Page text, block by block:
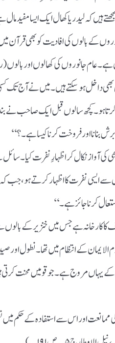
ہیں کہ لیدریاکھال ایک
عام جانوروں کی کھالوں اور
داخل ہوسکتے ہیں ۔میں نے آج تک
سالوں قبل ایک صاحب نے
بنانا اورفروخت کرناکیساہے۔؟‘‘
کی آوازنکال کر اظہارِنفرت
ایسی نفرت کااظہارکرتے ہو،جب
کرناجائزہے۔‘‘
کارخانہ ہے جس میں خنزیر کے بالوں
الایمان کے انتظام میں تھا۔نطول
یہاں مروج ہے۔جوقومیں محنت کرتی
ممانعت اور اس سے استفادہ کےحکم